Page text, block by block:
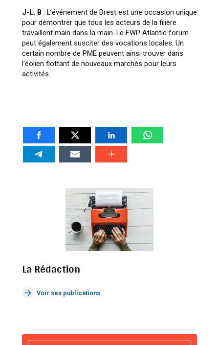
J-L. B : L’événement de Brest est une occasion unique
pour démontrer que tous les acteurs de la filière
travaillent main dans la main. Le FWP Atlantic forum
peut également susciter des vocations locales. Un
certain nombre de PME peuvent ainsi trouver dans
l’éolien flottant de nouveaux marchés pour leurs
activités.
La Rédaction
Voir ses publications